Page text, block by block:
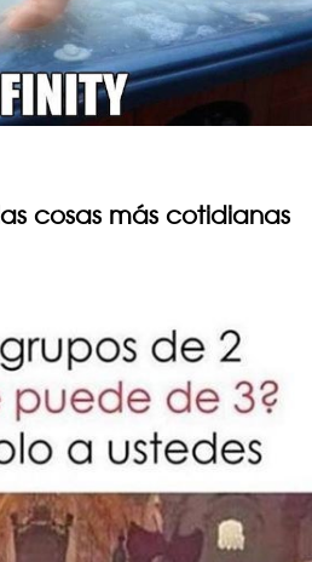
cosas más cotidianas